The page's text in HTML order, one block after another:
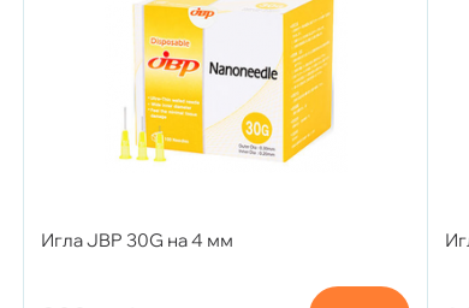
Игла JBP 30G на 4 мм